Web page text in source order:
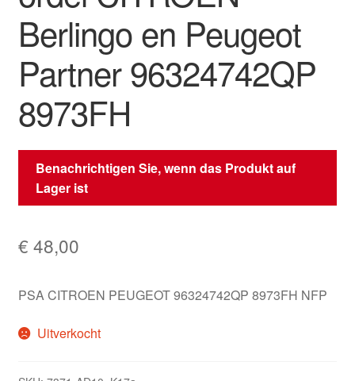
Berlingo en Peugeot
Partner 96324742QP
8973FH
Benachrichtigen Sie, wenn das Produkt auf
Lager ist
€ 48,00
PSA CITROEN PEUGEOT 96324742QP 8973FH NFP
Uitverkocht